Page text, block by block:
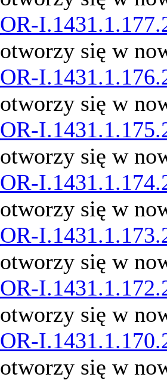
OR-
otworzy się w
OR-
otworzy się w
OR-
otworzy się w
OR-
otworzy się w
OR-
otworzy się w
OR-
otworzy się w
OR-
otworzy się w